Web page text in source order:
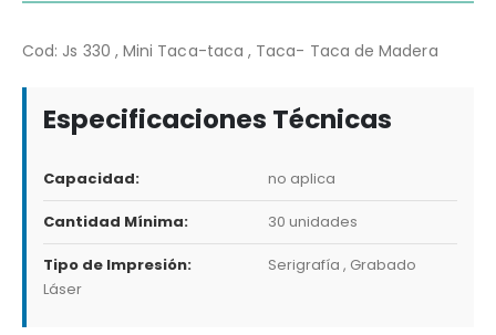
Cod: Js 330 , Mini Taca-taca , Taca- Taca de Madera
Especificaciones Técnicas
Capacidad: no aplica
Cantidad Mínima: 30 unidades
Tipo de Impresión:
Serigrafía , Grabado
Láser